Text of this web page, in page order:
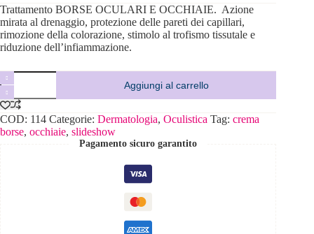
Trattamento BORSE OCULARI E OCCHIAIE. Azione
mirata al drenaggio, protezione delle pareti dei capillari,
rimozione della colorazione, stimolo al trofismo tissutale e
riduzione dell’infiammazione.
Aggiungi al carrello
COD: 114 Categorie: Dermatologia, Oculistica Tag: crema
borse, occhiaie, slideshow
Pagamento sicuro garantito